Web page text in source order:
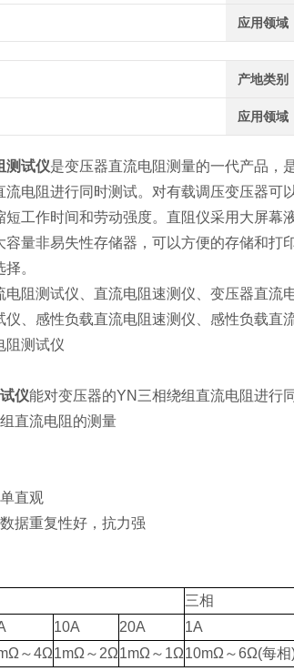
应用领域
产地类别
应用领域
测试仪是变压器直流电阻测量的一代产品，
流电阻进行同时测试。对有载调压变压器
工作时间和劳动强度。直阻仪采用大屏幕
量非易失性存储器，可以方便的存储和打
。
电阻测试仪、直流电阻速测仪、变压器直
、感性负载直流电阻速测仪、感性负载直
阻测试仪
仪能对变压器的YN三相绕组直流电阻进行
直流电阻的测量
直观
据重复性好，抗力强
三相
10A 20A
1A
～4Ω1mΩ～2Ω1mΩ～1Ω10mΩ～6Ω(每相